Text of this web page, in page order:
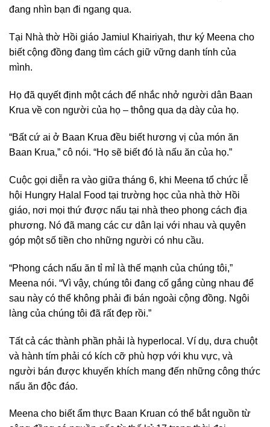
đang nhìn bạn đi ngang qua.
Tại Nhà thờ Hồi giáo Jamiul Khairiyah, thư ký Meena cho
biết cộng đồng đang tìm cách giữ vững danh tính của
mình.
Họ đã quyết định một cách để nhắc nhở người dân Baan
Krua về con người của họ – thông qua dạ dày của họ.
“Bất cứ ai ở Baan Krua đều biết hương vị của món ăn
Baan Krua,” cô nói. “Họ sẽ biết đó là nấu ăn của họ.”
Cuộc gọi diễn ra vào giữa tháng 6, khi Meena tổ chức lễ
hội Hungry Halal Food tại trường học của nhà thờ Hồi
giáo, nơi mọi thứ được nấu tại nhà theo phong cách địa
phương. Nó đã mang các cư dân lại với nhau và quyên
góp một số tiền cho những người có nhu cầu.
“Phong cách nấu ăn tỉ mỉ là thế mạnh của chúng tôi,”
Meena nói. “Vì vậy, chúng tôi đang cố gắng cùng nhau để
sau này có thể không phải đi bán ngoài cộng đồng. Ngôi
làng của chúng tôi đã rất đẹp rồi.”
Tất cả các thành phần phải là hyperlocal. Ví dụ, dưa chuột
và hành tím phải có kích cỡ phù hợp với khu vực, và
người bán được khuyến khích mang đến những công thức
nấu ăn độc đáo.
Meena cho biết ẩm thực Baan Kruan có thể bắt nguồn từ